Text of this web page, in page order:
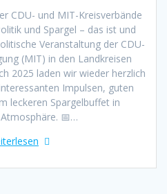
CDU- und MIT-Kreisverbände
und Spargel – das ist und
Veranstaltung der CDU-
(MIT) in den Landkreisen
2025 laden wir wieder herzlich
Impulsen, guten
leckeren Spargelbuffet in
📅…